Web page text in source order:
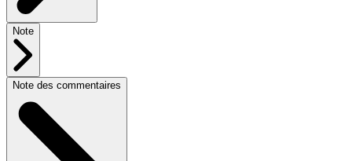
Note
Note des commentaires